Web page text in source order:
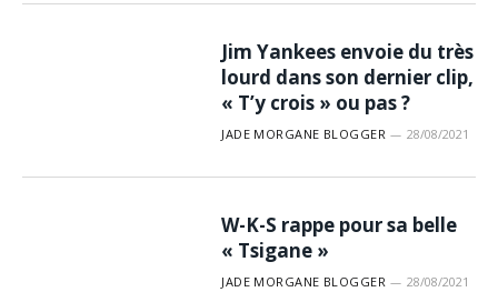
Jim Yankees envoie du très
lourd dans son dernier clip,
« T’y crois » ou pas ?
JADE MORGANE BLOGGER 28/08/2021
W-K-S rappe pour sa belle
« Tsigane »
JADE MORGANE BLOGGER 28/08/2021